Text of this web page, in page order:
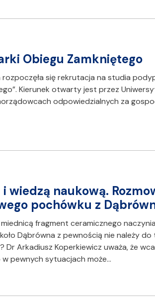
Obiegu Zamkniętego
się rekrutacja na studia
Kierunek otwarty jest przez
odpowiedzialnych za
wiedzą naukową.
pochówku z
fragment ceramicznego
Dąbrówna z pewnością nie należy
Arkadiusz Koperkiewicz uważa, że
pewnych sytuacjach może…